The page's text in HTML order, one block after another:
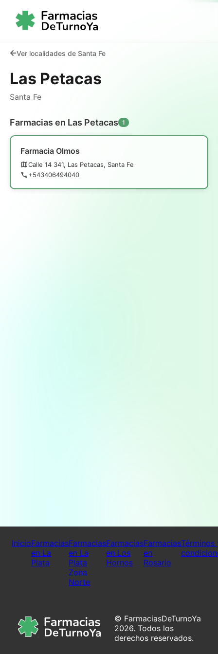
Ver localidades de Santa Fe
Las Petacas
Santa Fe
Farmacias en Las Petacas 1
Farmacia Olmos
Calle 14 341, Las Petacas, Santa Fe
+543406494040
InicioFarmacias
en La
Plata
Farmacias
en La
Plata
Zona
Norte
Farmacias
en Los
Hornos
Farmacias
en
Rosario
Términos
© FarmaciasDeTurnoYa
2026. Todos los
derechos reservados.